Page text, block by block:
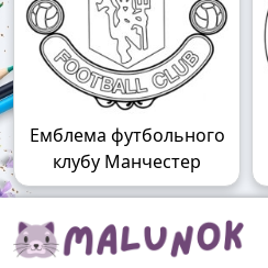
Емблема футбольного
клубу Манчестер